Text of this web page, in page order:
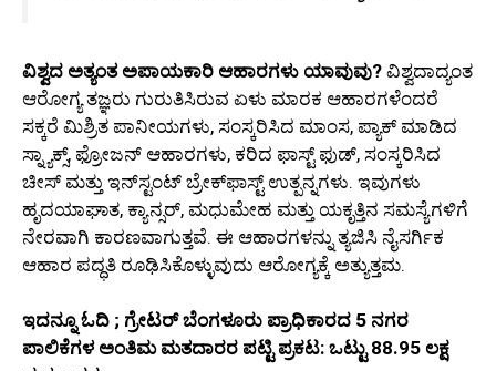
ವಿಶ್ವದ ಅತ್ಯಂತ ಅಪಾಯಕಾರಿ ಆಹಾರಗಳು ಯಾವುವು? ವಿಶ್ವದಾದ್ಯಂತ
ಆರೋಗ್ಯ ತಜ್ಞರು ಗುರುತಿಸಿರುವ ಏಳು ಮಾರಕ ಆಹಾರಗಳೆಂದರೆ
ಸಕ್ಕರೆ ಮಿಶ್ರಿತ ಪಾನೀಯಗಳು, ಸಂಸ್ಕರಿಸಿದ ಮಾಂಸ, ಪ್ಯಾಕ್ ಮಾಡಿದ
ಸ್ನ್ಯಾಕ್ಸ್, ಫ್ರೋಜನ್ ಆಹಾರಗಳು, ಕರಿದ ಫಾಸ್ಟ್ ಫುಡ್, ಸಂಸ್ಕರಿಸಿದ
ಚೀಸ್ ಮತ್ತು ಇನ್‌ಸ್ಟಂಟ್ ಬ್ರೇಕ್‌ಫಾಸ್ಟ್ ಉತ್ಪನ್ನಗಳು. ಇವುಗಳು
ಹೃದಯಾಘಾತ, ಕ್ಯಾನ್ಸರ್, ಮಧುಮೇಹ ಮತ್ತು ಯಕೃತ್ತಿನ ಸಮಸ್ಯೆಗಳಿಗೆ
ನೇರವಾಗಿ ಕಾರಣವಾಗುತ್ತವೆ. ಈ ಆಹಾರಗಳನ್ನು ತ್ಯಜಿಸಿ ನೈಸರ್ಗಿಕ
ಆಹಾರ ಪದ್ಧತಿ ರೂಢಿಸಿಕೊಳ್ಳುವುದು ಆರೋಗ್ಯಕ್ಕೆ ಅತ್ಯುತ್ತಮ.
ಇದನ್ನೂ ಓದಿ ; ಗ್ರೇಟರ್ ಬೆಂಗಳೂರು ಪ್ರಾಧಿಕಾರದ 5 ನಗರ
ಪಾಲಿಕೆಗಳ ಅಂತಿಮ ಮತದಾರರ ಪಟ್ಟಿ ಪ್ರಕಟ: ಒಟ್ಟು 88.95 ಲಕ್ಷ